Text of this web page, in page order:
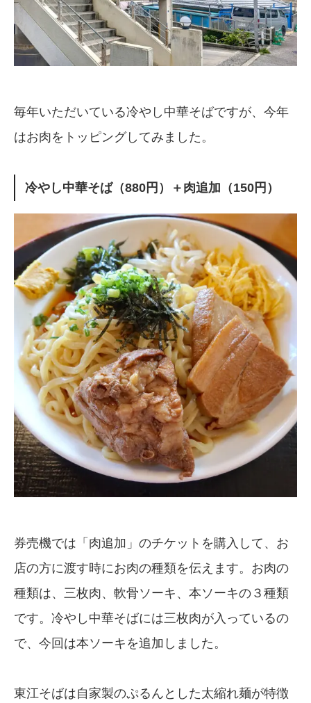
毎年いただいている冷やし中華そばですが、今年
はお肉をトッピングしてみました。
冷やし中華そば（880円）＋肉追加（150円）
券売機では「肉追加」のチケットを購入して、お
店の方に渡す時にお肉の種類を伝えます。お肉の
種類は、三枚肉、軟骨ソーキ、本ソーキの３種類
です。冷やし中華そばには三枚肉が入っているの
で、今回は本ソーキを追加しました。
東江そばは自家製のぷるんとした太縮れ麺が特徴